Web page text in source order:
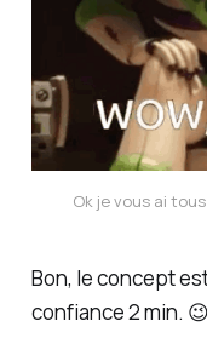
Ok je vous ai
Bon, le concept
confiance 2 min. 😉